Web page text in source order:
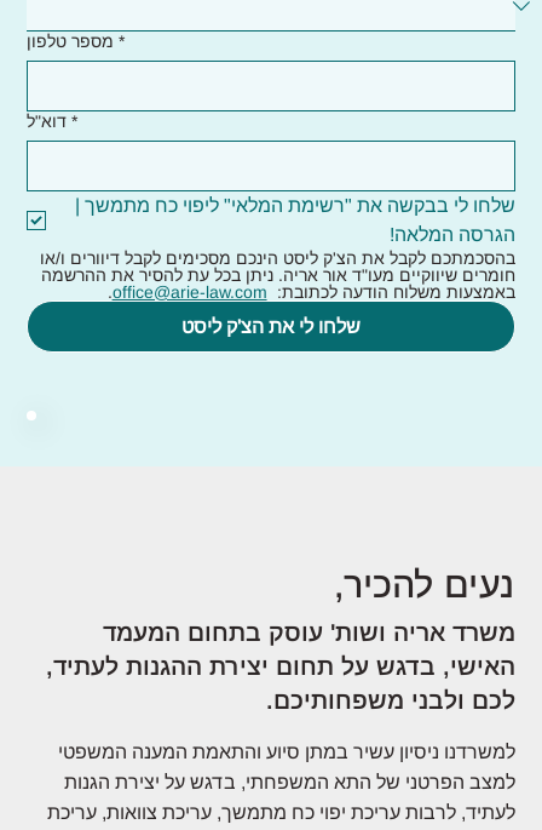
מספר טלפון *
דוא"ל *
הגרסה המלאה!
באמצעות משלוח הודעה לכתובת: office@arie-law.com
.
שלחו לי את הצ'ק ליסט
נעים להכיר,
משרד אריה ושות' עוסק בתחום המעמד
האישי, בדגש על תחום יצירת ההגנות לעתיד,
לכם ולבני משפחותיכם.
למשרדנו ניסיון עשיר במתן סיוע והתאמת המענה המשפטי
למצב הפרטני של התא המשפחתי, בדגש על יצירת הגנות
לעתיד, לרבות עריכת יפוי כח מתמשך, עריכת צוואות, עריכת